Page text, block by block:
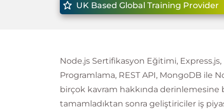
UK Based Global Training Provider
Node.js Sertifikasyon Eğitimi,
Programlama, REST API, MongoDB ile
birçok kavram hakkında derinlemesine
tamamladıktan sonra geliştiriciler iş